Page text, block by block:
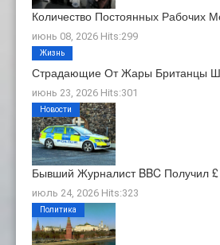
Количество Постоянных Рабочих
июнь 08, 2026 Hits:299
Страдающие От Жары Британцы
июнь 23, 2026 Hits:301
Жизнь
Бывший Журналист BBC Получил
июль 24, 2026 Hits:323
Новости
Политика